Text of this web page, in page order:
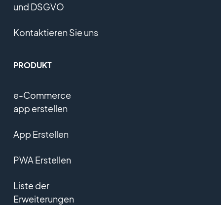
und DSGVO
Kontaktieren Sie uns
PRODUKT
e-Commerce
app erstellen
App Erstellen
PWA Erstellen
Liste der
Erweiterungen